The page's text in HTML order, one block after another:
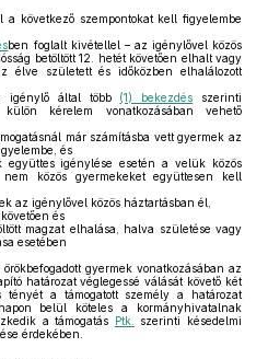
a következő szempontokat kell figyelembe
ben foglalt kivétellel – az igénylővel közös
betöltött 12. hetét követően elhalt vagy
élve született és időközben elhalálozott
igénylő által több (1) bekezdés szerinti
kérelem vonatkozásában vehető
már számításba vett gyermek az
és
együttes igénylése esetén a velük közös
közös gyermekeket együttesen kell
az igénylővel közös háztartásban él,
és
magzat elhalása, halva születése vagy
esetében
gyermek vonatkozásában az
határozat véglegessé válását követő két
a támogatott személy a határozat
belül köteles a kormányhivatalnak
a támogatás Ptk.
szerinti késedelmi
érdekében.